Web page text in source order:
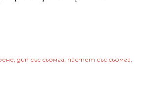
дип със сьомга пастет със сьомга